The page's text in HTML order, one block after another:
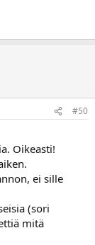
#50
Oikeasti!
ei sille
(sori
mitä